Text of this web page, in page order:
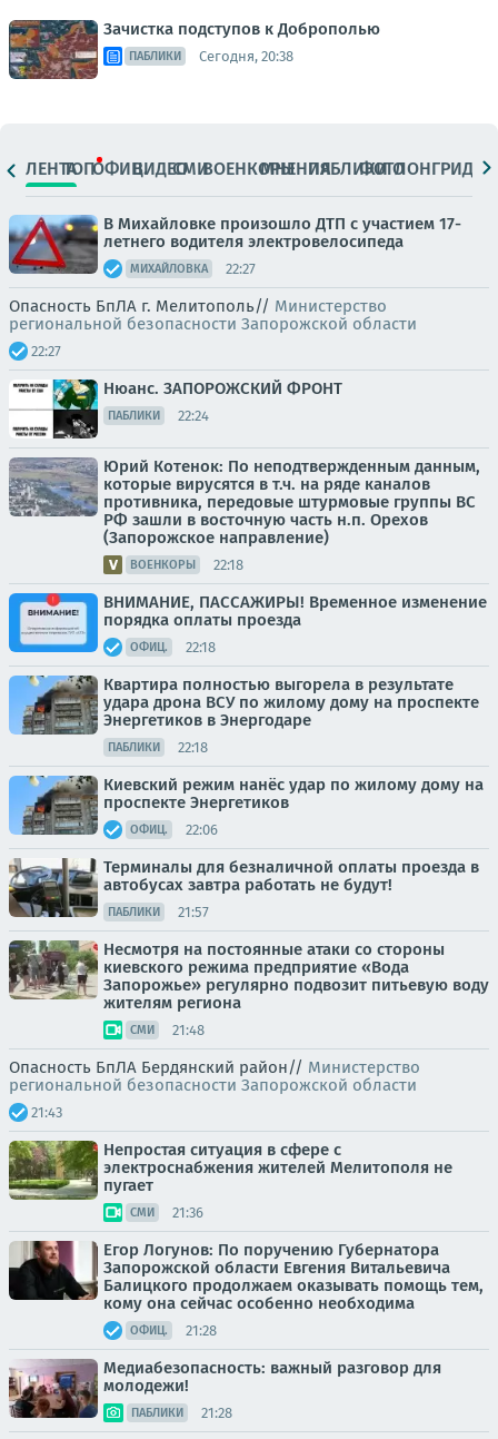
Зачистка подступов к Доброполью
ПАБЛИКИ Сегодня, 20:38
ЛЕНТАТОПОФИЦ.ВИДЕОСМИВОЕНКОРЫМНЕНИЯПАБЛИКИ
ФОТОЛОНГРИДЫ
В Михайловке произошло ДТП с участием 17-
летнего водителя электровелосипеда
МИХАЙЛОВКА 22:27
Опасность БпЛА г. Мелитополь// Министерство
региональной безопасности Запорожской области
22:27
Нюанс. ЗАПОРОЖСКИЙ ФРОНТ
ПАБЛИКИ 22:24
Юрий Котенок: По неподтвержденным данным,
которые вирусятся в т.ч. на ряде каналов
противника, передовые штурмовые группы ВС
РФ зашли в восточную часть н.п. Орехов
(Запорожское направление)
ВОЕНКОРЫ 22:18
ВНИМАНИЕ, ПАССАЖИРЫ! Временное изменение
порядка оплаты проезда
ОФИЦ. 22:18
Квартира полностью выгорела в результате
удара дрона ВСУ по жилому дому на проспекте
Энергетиков в Энергодаре
ПАБЛИКИ 22:18
Киевский режим нанёс удар по жилому дому на
проспекте Энергетиков
ОФИЦ. 22:06
Терминалы для безналичной оплаты проезда в
автобусах завтра работать не будут!
ПАБЛИКИ 21:57
Несмотря на постоянные атаки со стороны
киевского режима предприятие «Вода
Запорожье» регулярно подвозит питьевую воду
жителям региона
СМИ 21:48
Опасность БпЛА Бердянский район// Министерство
региональной безопасности Запорожской области
21:43
Непростая ситуация в сфере с
электроснабжения жителей Мелитополя не
пугает
СМИ 21:36
Егор Логунов: По поручению Губернатора
Запорожской области Евгения Витальевича
Балицкого продолжаем оказывать помощь тем,
кому она сейчас особенно необходима
ОФИЦ. 21:28
Медиабезопасность: важный разговор для
молодежи!
ПАБЛИКИ 21:28